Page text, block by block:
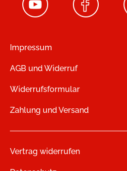
Impressum
AGB und Widerruf
Widerrufsformular
Zahlung und Versand
Vertrag widerrufen